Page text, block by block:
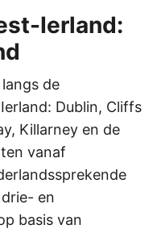
Ierland:
de
Dublin, Cliffs
Killarney en de
vanaf
en
basis van